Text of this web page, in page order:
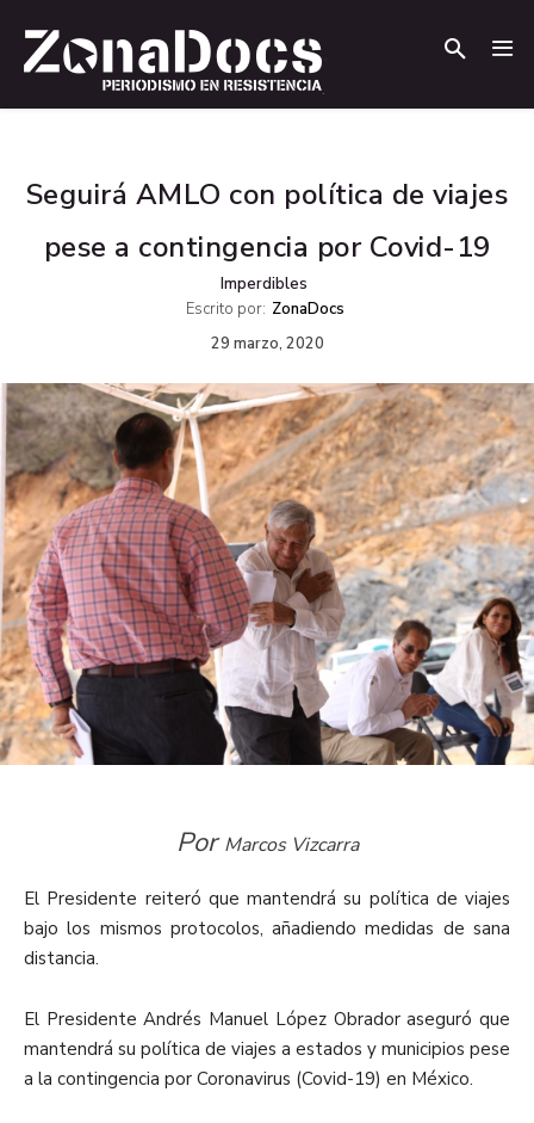
Seguirá AMLO con política de viajes
pese a contingencia por Covid-19
Imperdibles
Escrito por: ZonaDocs
29 marzo, 2020
PorMarcos Vizcarra
El Presidente reiteró que mantendrá su política de viajes
bajo los mismos protocolos, añadiendo medidas de sana
distancia.
El Presidente Andrés Manuel López Obrador aseguró que
mantendrá su política de viajes a estados y municipios pese
a la contingencia por Coronavirus (Covid-19) en México.